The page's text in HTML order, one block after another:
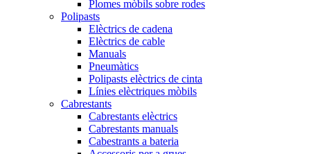
Plomes mòbils sobre rodes
Polipasts
Elèctrics de cadena
Elèctrics de cable
Manuals
Pneumàtics
Polipasts elèctrics de cinta
Línies elèctriques mòbils
Cabrestants
Cabrestants elèctrics
Cabrestants manuals
Cabestrants a bateria